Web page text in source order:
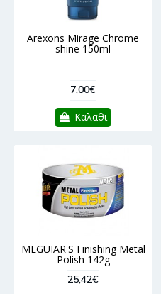
Arexons Mirage Chrome
shine 150ml
7,00€
Καλαθι
MEGUIAR'S Finishing Metal
Polish 142g
25,42€